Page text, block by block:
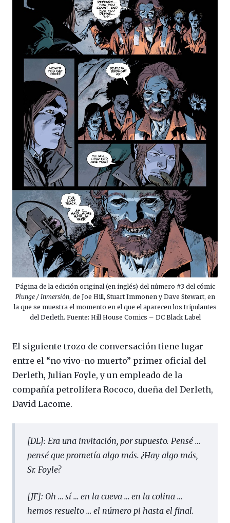
Página de la edición original (en inglés) del número #3 del cómic
Plunge / Inmersión, de Joe Hill, Stuart Immonen y Dave Stewart, en
la que se muestra el momento en el que el aparecen los tripulantes
del Derleth. Fuente: Hill House Comics – DC Black Label
El siguiente trozo de conversación tiene lugar
entre el “no vivo-no muerto” primer oficial del
Derleth, Julian Foyle, y un empleado de la
compañía petrolífera Rococo, dueña del Derleth,
David Lacome.
[DL]: Era una invitación, por supuesto. Pensé …
pensé que prometía algo más. ¿Hay algo más,
Sr. Foyle?
[JF]: Oh … sí … en la cueva … en la colina …
hemos resuelto … el número pi hasta el final.